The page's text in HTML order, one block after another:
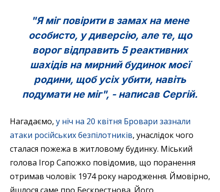
"Я міг повірити в замах на мене
особисто, у диверсію, але те, що
ворог відправить 5 реактивних
шахідів на мирний будинок моєї
родини, щоб усіх убити, навіть
подумати не міг", - написав Сергій.
Нагадаємо, у ніч на 20 квітня Бровари зазнали
атаки російських безпілотників, унаслідок чого
сталася пожежа в житловому будинку. Міський
голова Ігор Сапожко повідомив, що поранення
отримав чоловік 1974 року народження. Ймовірно,